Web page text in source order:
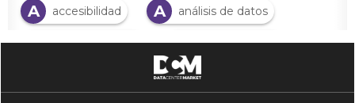
A
accesibilidad A análisis de datos
A automatización C ciberseguridad
datos